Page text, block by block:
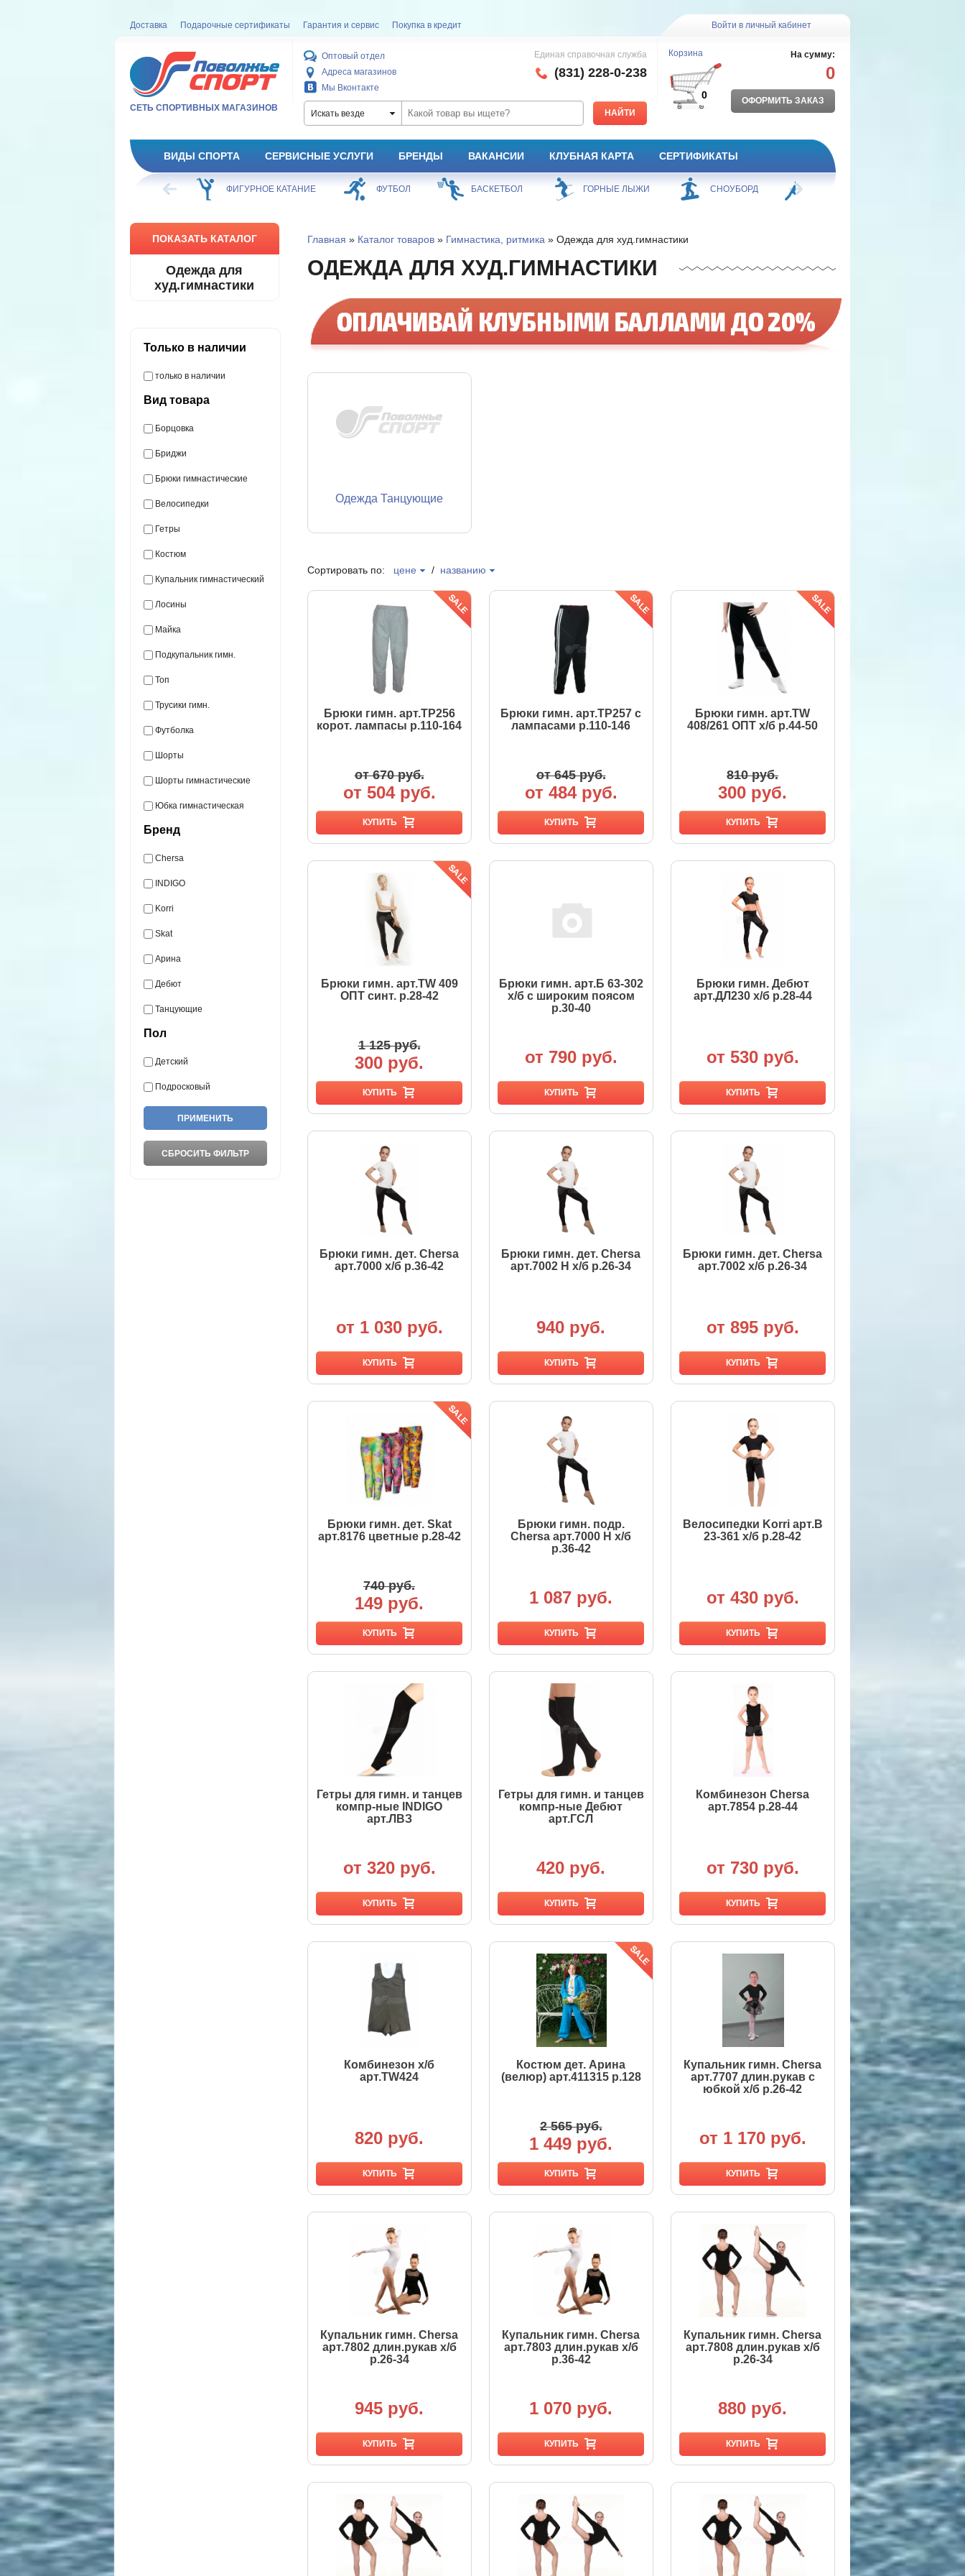
Доставка Подарочные сертификаты Гарантия и сервис Покупка в кредит Войти в личный кабинет
СЕТЬ СПОРТИВНЫХ МАГАЗИНОВ
Оптовый отдел
Адреса магазинов
Мы Вконтакте
Единая справочная служба
(831) 228-0-238
Искать везде
Корзина
0
На сумму:
0
ОФОРМИТЬ ЗАКАЗ
ВИДЫ СПОРТА СЕРВИСНЫЕ УСЛУГИ БРЕНДЫ ВАКАНСИИ КЛУБНАЯ КАРТА СЕРТИФИКАТЫ
ФИГУРНОЕ КАТАНИЕ ФУТБОЛ БАСКЕТБОЛ ГОРНЫЕ ЛЫЖИ СНОУБОРД БОРЬБА ПЛАВАНИЕ
ПОКАЗАТЬ КАТАЛОГ
Одежда для
худ.гимнастики
Только в наличии
только в наличии
Вид товара
Борцовка
Бриджи
Брюки гимнастические
Велосипедки
Гетры
Костюм
Купальник гимнастический
Лосины
Майка
Подкупальник гимн.
Топ
Трусики гимн.
Футболка
Шорты
Шорты гимнастические
Юбка гимнастическая
Бренд
Chersa
INDIGO
Korri
Skat
Арина
Дебют
Танцующие
Пол
Детский
Подросковый
Главная » Каталог товаров» Гимнастика, ритмика » Одежда для худ.гимнастики
ОДЕЖДА ДЛЯ ХУД.ГИМНАСТИКИ
Одежда Танцующие
Сортировать по: цене / названию
Брюки гимн. арт.TP256
корот. лампасы р.110-164
от 670 руб.
от 504 руб.
КУПИТЬ
Брюки гимн. арт.TP257 с
лампасами р.110-146
от 645 руб.
от 484 руб.
КУПИТЬ
Брюки гимн. арт.TW
408/261 ОПТ х/б р.44-50
810 руб.
300 руб.
КУПИТЬ
Брюки гимн. арт.TW 409
ОПТ синт. р.28-42
1 125 руб.
300 руб.
КУПИТЬ
Брюки гимн. арт.Б 63-302
х/б с широким поясом
р.30-40
от 790 руб.
КУПИТЬ
Брюки гимн. Дебют
арт.ДЛ230 х/б р.28-44
от 530 руб.
КУПИТЬ
Брюки гимн. дет. Chersa
арт.7000 х/б р.36-42
от 1 030 руб.
КУПИТЬ
Брюки гимн. дет. Chersa
арт.7002 Н х/б р.26-34
940 руб.
КУПИТЬ
Брюки гимн. дет. Chersa
арт.7002 х/б р.26-34
от 895 руб.
КУПИТЬ
Брюки гимн. дет. Skat
арт.8176 цветные р.28-42
740 руб.
149 руб.
КУПИТЬ
Брюки гимн. подр.
Chersa арт.7000 Н х/б
р.36-42
1 087 руб.
КУПИТЬ
Велосипедки Korri арт.B
23-361 х/б р.28-42
от 430 руб.
КУПИТЬ
Гетры для гимн. и танцев
компр-ные INDIGO
арт.ЛВЗ
от 320 руб.
КУПИТЬ
Гетры для гимн. и танцев
компр-ные Дебют
арт.ГСЛ
420 руб.
КУПИТЬ
Комбинезон Chersa
арт.7854 р.28-44
от 730 руб.
КУПИТЬ
Комбинезон х/б
арт.TW424
820 руб.
КУПИТЬ
Костюм дет. Арина
(велюр) арт.411315 р.128
2 565 руб.
1 449 руб.
КУПИТЬ
Купальник гимн. Chersa
арт.7707 длин.рукав с
юбкой х/б р.26-42
от 1 170 руб.
КУПИТЬ
Купальник гимн. Chersa
арт.7802 длин.рукав х/б
р.26-34
945 руб.
КУПИТЬ
Купальник гимн. Chersa
арт.7803 длин.рукав х/б
р.36-42
1 070 руб.
КУПИТЬ
Купальник гимн. Chersa
арт.7808 длин.рукав х/б
р.26-34
880 руб.
КУПИТЬ